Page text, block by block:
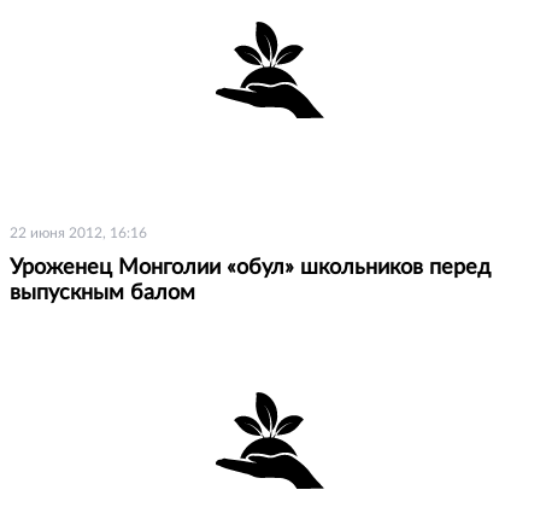
22 июня 2012, 16:16
Уроженец Монголии «обул» школьников перед
выпускным балом